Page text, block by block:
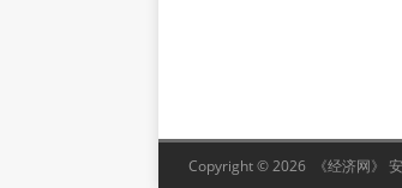
Copyright © 2026 《经济网》